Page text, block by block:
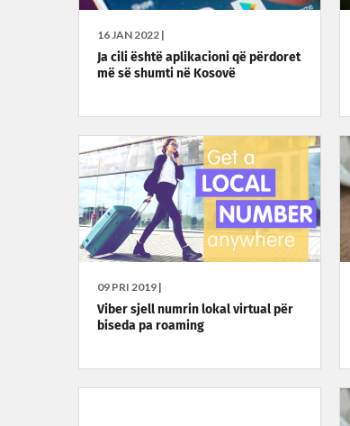
16 JAN 2022 |
Ja cili është aplikacioni që përdoret
më së shumti në Kosovë
09 PRI 2019 |
Viber sjell numrin lokal virtual për
biseda pa roaming